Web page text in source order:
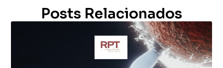
Posts Relacionados